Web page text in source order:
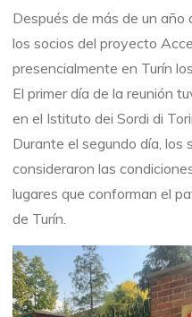
Después de más de un
los socios del proyecto
presencialmente en Turín
El primer día de la reunión
en el Istituto dei Sordi di
Durante el segundo día, los
consideraron las
lugares que conforman el
de Turín.